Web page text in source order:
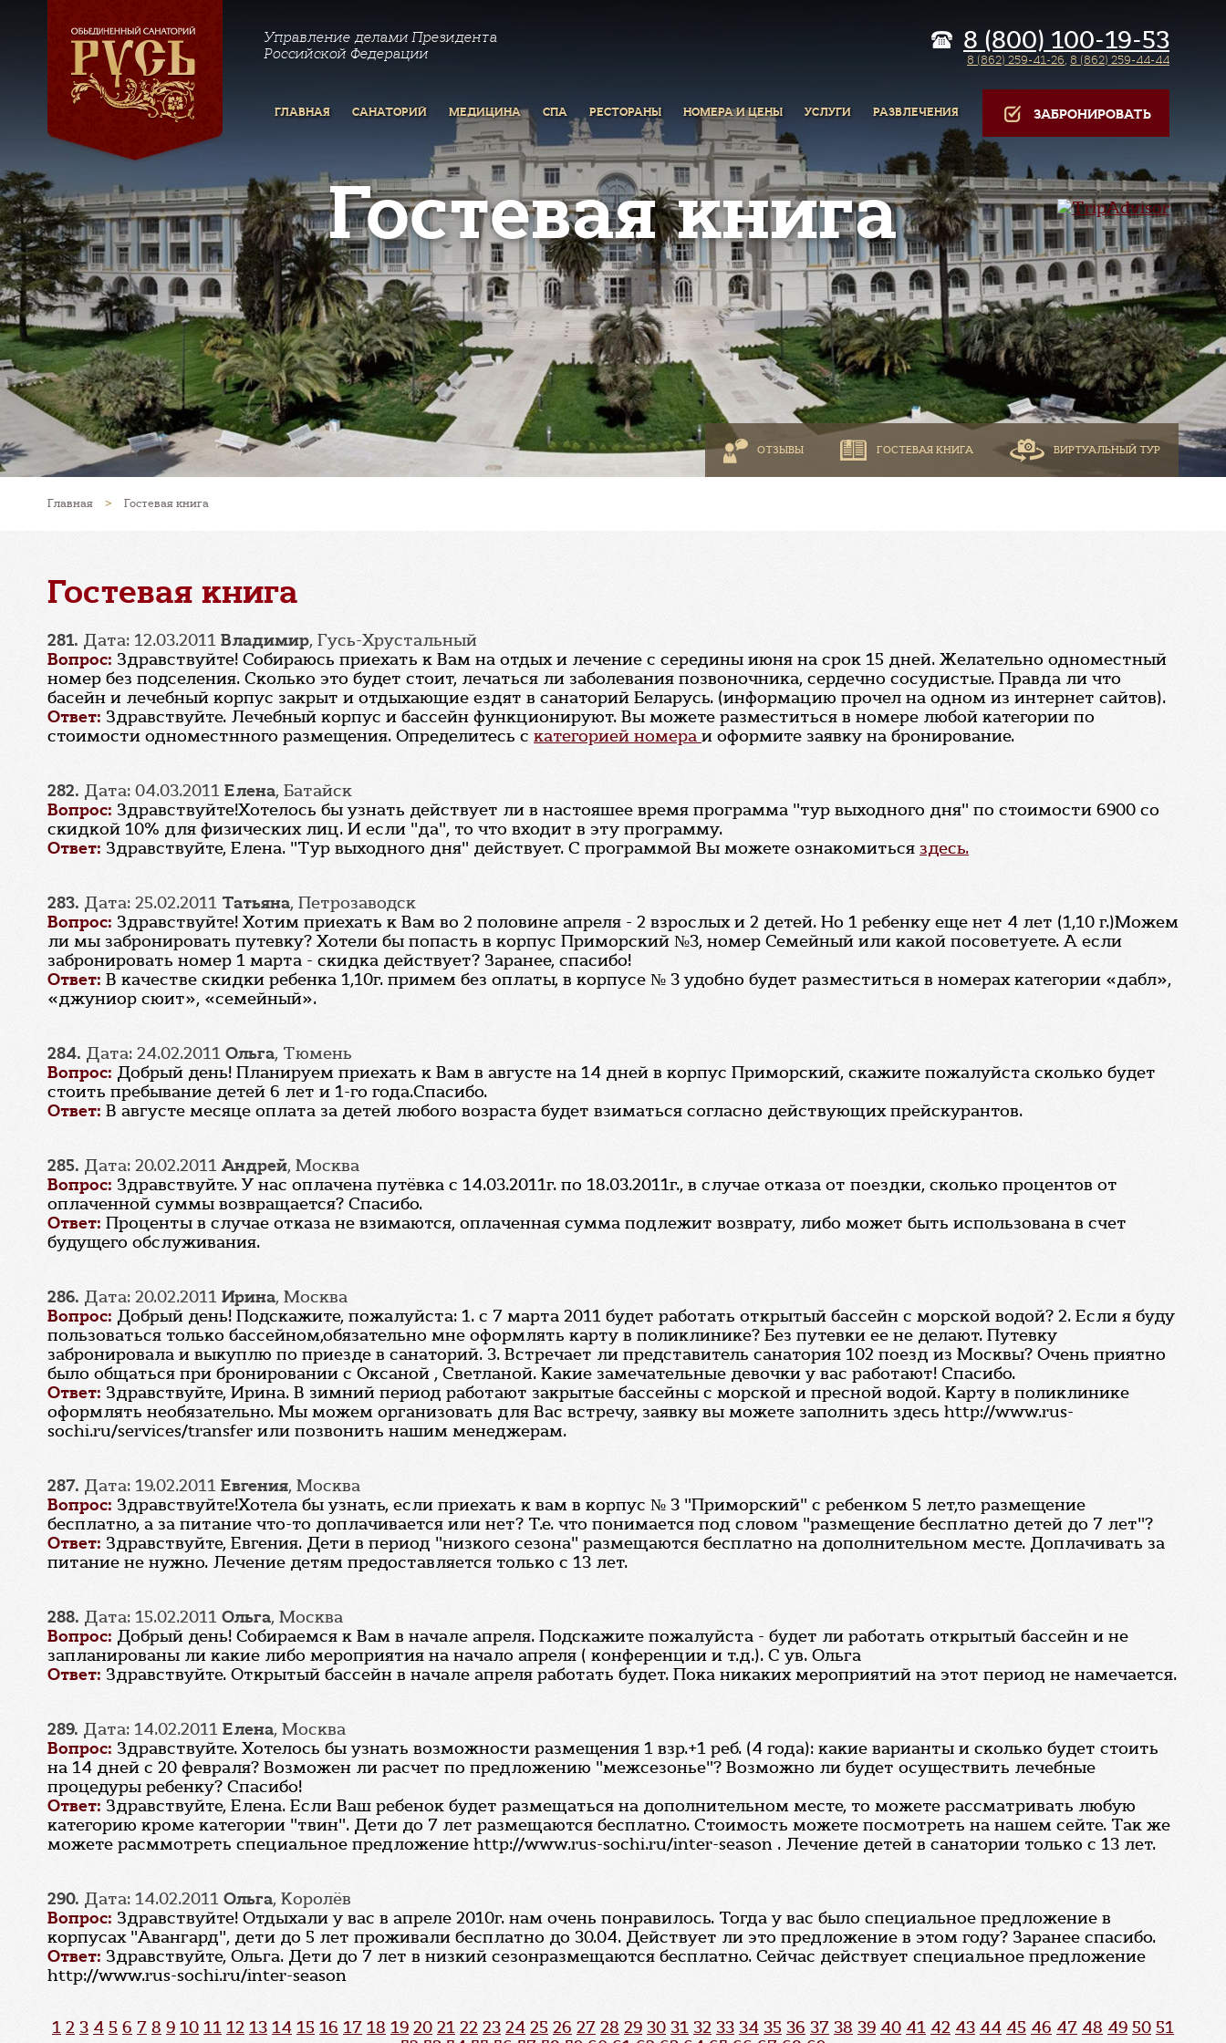
Управление делами Президента
Российской Федерации
8 (800) 100-19-53
8 (862) 259-41-26, 8 (862) 259-44-44
ГЛАВНАЯ САНАТОРИЙ МЕДИЦИНА СПА РЕСТОРАНЫ НОМЕРА И ЦЕНЫ УСЛУГИ РАЗВЛЕЧЕНИЯ ЗАБРОНИРОВАТЬ
Гостевая книга
ОТЗЫВЫ ГОСТЕВАЯ КНИГА ВИРТУАЛЬНЫЙ ТУР
Главная > Гостевая книга
Гостевая книга
281. Дата: 12.03.2011 Владимир, Гусь-Хрустальный
Вопрос: Здравствуйте! Собираюсь приехать к Вам на отдых и лечение с середины июня на срок 15 дней. Желательно одноместный
номер без подселения. Сколько это будет стоит, лечаться ли заболевания позвоночника, сердечно сосудистые. Правда ли что
басейн и лечебный корпус закрыт и отдыхающие ездят в санаторий Беларусь. (информацию прочел на одном из интернет сайтов).
Ответ: Здравствуйте. Лечебный корпус и бассейн функционируют. Вы можете разместиться в номере любой категории по
стоимости одноместнного размещения. Определитесь с категорией номера и оформите заявку на бронирование.
282. Дата: 04.03.2011 Елена, Батайск
Вопрос: Здравствуйте!Хотелось бы узнать действует ли в настояшее время программа "тур выходного дня" по стоимости 6900 со
скидкой 10% для физических лиц. И если "да", то что входит в эту программу.
Ответ: Здравствуйте, Елена. "Тур выходного дня" действует. С программой Вы можете ознакомиться здесь.
283. Дата: 25.02.2011 Татьяна, Петрозаводск
Вопрос: Здравствуйте! Хотим приехать к Вам во 2 половине апреля - 2 взрослых и 2 детей. Но 1 ребенку еще нет 4 лет (1,10 г.)Можем
ли мы забронировать путевку? Хотели бы попасть в корпус Приморский №3, номер Семейный или какой посоветуете. А если
забронировать номер 1 марта - скидка действует? Заранее, спасибо!
Ответ: В качестве скидки ребенка 1,10г. примем без оплаты, в корпусе № 3 удобно будет разместиться в номерах категории «дабл»,
«джуниор сюит», «семейный».
284. Дата: 24.02.2011 Ольга, Тюмень
Вопрос: Добрый день! Планируем приехать к Вам в августе на 14 дней в корпус Приморский, скажите пожалуйста сколько будет
стоить пребывание детей 6 лет и 1-го года.Спасибо.
Ответ: В августе месяце оплата за детей любого возраста будет взиматься согласно действующих прейскурантов.
285. Дата: 20.02.2011Андрей, Москва
Вопрос: Здравствуйте. У нас оплачена путёвка с 14.03.2011г. по 18.03.2011г., в случае отказа от поездки, сколько процентов от
оплаченной суммы возвращается? Спасибо.
Ответ: Проценты в случае отказа не взимаются, оплаченная сумма подлежит возврату, либо может быть использована в счет
будущего обслуживания.
286. Дата: 20.02.2011 Ирина, Москва
Вопрос: Добрый день! Подскажите, пожалуйста: 1. с 7 марта 2011 будет работать открытый бассейн с морской водой? 2. Если я буду
пользоваться только бассейном,обязательно мне оформлять карту в поликлинике? Без путевки ее не делают. Путевку
забронировала и выкуплю по приезде в санаторий. 3. Встречает ли представитель санатория 102 поезд из Москвы? Очень приятно
было общаться при бронировании с Оксаной , Светланой. Какие замечательные девочки у вас работают! Спасибо.
Ответ: Здравствуйте, Ирина. В зимний период работают закрытые бассейны с морской и пресной водой. Карту в поликлинике
оформлять необязательно. Мы можем организовать для Вас встречу, заявку вы можете заполнить здесь http://www.rus-
sochi.ru/services/transfer или позвонить нашим менеджерам.
287. Дата: 19.02.2011 Евгения, Москва
Вопрос: Здравствуйте!Хотела бы узнать, если приехать к вам в корпус № 3 "Приморский" с ребенком 5 лет,то размещение
бесплатно, а за питание что-то доплачивается или нет? Т.е. что понимается под словом "размещение бесплатно детей до 7 лет"?
Ответ: Здравствуйте, Евгения. Дети в период "низкого сезона" размещаются бесплатно на дополнительном месте. Доплачивать за
питание не нужно. Лечение детям предоставляется только с 13 лет.
288. Дата: 15.02.2011 Ольга, Москва
Вопрос: Добрый день! Собираемся к Вам в начале апреля. Подскажите пожалуйста - будет ли работать открытый бассейн и не
запланированы ли какие либо мероприятия на начало апреля ( конференции и т.д.). С ув. Ольга
Ответ: Здравствуйте. Открытый бассейн в начале апреля работать будет. Пока никаких мероприятий на этот период не намечается.
289. Дата: 14.02.2011 Елена, Москва
Вопрос: Здравствуйте. Хотелось бы узнать возможности размещения 1 взр.+1 реб. (4 года): какие варианты и сколько будет стоить
на 14 дней с 20 февраля? Возможен ли расчет по предложению "межсезонье"? Возможно ли будет осуществить лечебные
процедуры ребенку? Спасибо!
Ответ: Здравствуйте, Елена. Если Ваш ребенок будет размещаться на дополнительном месте, то можете рассматривать любую
категорию кроме категории "твин". Дети до 7 лет размещаются бесплатно. Стоимость можете посмотреть на нашем сейте. Так же
можете расммотреть специальное предложение http://www.rus-sochi.ru/inter-season . Лечение детей в санатории только с 13 лет.
290. Дата: 14.02.2011 Ольга, Королёв
Вопрос: Здравствуйте! Отдыхали у вас в апреле 2010г. нам очень понравилось. Тогда у вас было специальное предложение в
корпусах "Авангард", дети до 5 лет проживали бесплатно до 30.04. Действует ли это предложение в этом году? Заранее спасибо.
Ответ: Здравствуйте, Ольга. Дети до 7 лет в низкий сезонразмещаются бесплатно. Сейчас действует специальное предложение
http://www.rus-sochi.ru/inter-season
1 2 3 4 5 6 7 8 9 10 11 12 13 14 15 16 17 18 19 20 21 22 23 24 25 26 27 28 29 30 31 32 33 34 35 36 37 38 39 40 41 42 43 44 45 46 47 48 49 50 51